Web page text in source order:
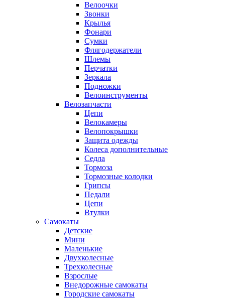
Велоочки
Звонки
Крылья
Фонари
Сумки
Флягодержатели
Шлемы
Перчатки
Зеркала
Подножки
Велоинструменты
Велозапчасти
Цепи
Велокамеры
Велопокрышки
Защита одежды
Колеса дополнительные
Седла
Тормоза
Тормозные колодки
Грипсы
Педали
Цепи
Втулки
Самокаты
Детские
Мини
Маленькие
Двухколесные
Трехколесные
Взрослые
Внедорожные самокаты
Городские самокаты